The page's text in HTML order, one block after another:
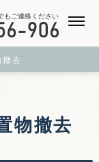
もご連絡ください
去
撤去